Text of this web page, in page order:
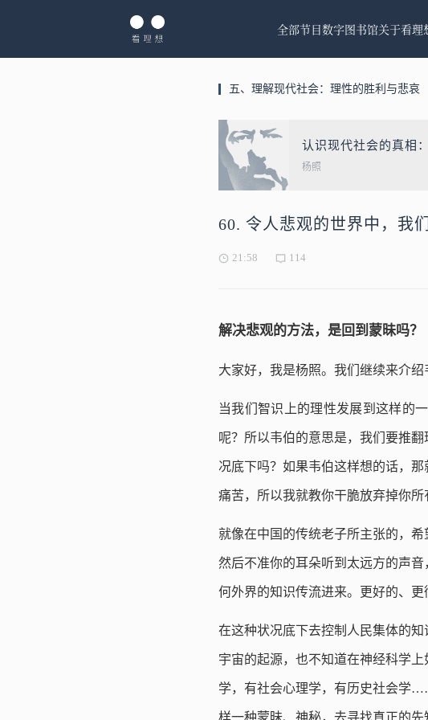
全部节目数字图书馆关于看理
五、理解现代社会：理性的胜利与悲哀
认识现代社会的真相
杨照
60. 令人悲观的世界中，我
21:58 114
解决悲观的方法，是回到蒙昧吗？
大家好，我是杨照。我们继续来介
当我们智识上的理性发展到这样的
呢？所以韦伯的意思是，我们要推
况底下吗？如果韦伯这样想的话，
痛苦，所以我就教你干脆放弃掉你
就像在中国的传统老子所主张的，
然后不准你的耳朵听到太远方的声
何外界的知识传流进来。更好的、
在这种状况底下去控制人民集体的
宇宙的起源，也不知道在神经科学
学，有社会心理学，有历史社会学
样一种蒙昧、神秘，去寻找真正的